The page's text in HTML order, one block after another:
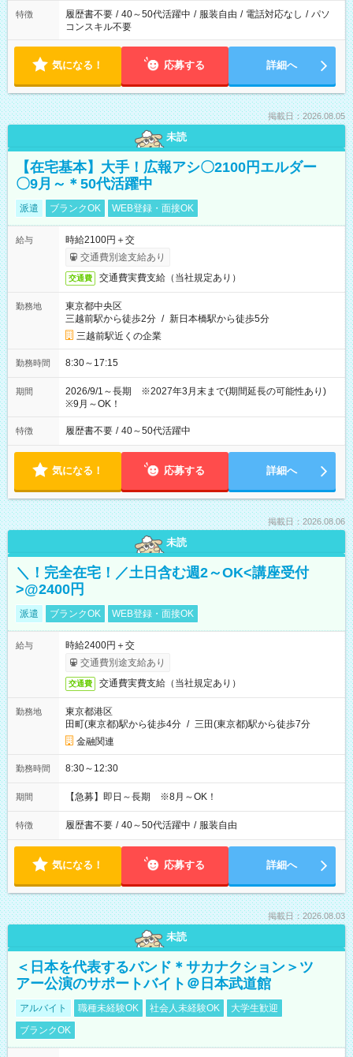
特徴 履歴書不要 / 40～50代活躍中 / 服装自由 / 電話対応なし / パソ
コンスキル不要
気になる！ 応募する 詳細へ
掲載日：2026.08.05
未読
【在宅基本】大手！広報アシ〇2100円エルダー
〇9月～＊50代活躍中
派遣 ブランクOK WEB登録・面接OK
給与
時給2100円＋交
交通費別途支給あり
交通費 交通費実費支給（当社規定あり）
勤務地
東京都中央区
三越前駅から徒歩2分 / 新日本橋駅から徒歩5分
三越前駅近くの企業
勤務時間 8:30～17:15
期間
2026/9/1～長期 ※2027年3月末まで(期間延長の可能性あり)
※9月～OK！
特徴 履歴書不要 / 40～50代活躍中
気になる！ 応募する 詳細へ
掲載日：2026.08.06
未読
＼！完全在宅！／土日含む週2～OK<講座受付
>@2400円
派遣 ブランクOK WEB登録・面接OK
給与
時給2400円＋交
交通費別途支給あり
交通費 交通費実費支給（当社規定あり）
勤務地
東京都港区
田町(東京都)駅から徒歩4分 / 三田(東京都)駅から徒歩7分
金融関連
勤務時間 8:30～12:30
期間 【急募】即日～長期 ※8月～OK！
特徴 履歴書不要 / 40～50代活躍中 / 服装自由
気になる！ 応募する 詳細へ
掲載日：2026.08.03
未読
＜日本を代表するバンド＊サカナクション＞ツ
アー公演のサポートバイト＠日本武道館
アルバイト 職種未経験OK 社会人未経験OK
大学生歓迎
ブランクOK